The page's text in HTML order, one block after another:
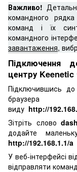
Важливо!
командного
команд і їх
командного
завантаження,
Підключення
центру Keenetic
Підключившись
виду http://
Зітріть слово
додайте
http://192.168.1.1/a
У веб-інтерфейсі
відправляти